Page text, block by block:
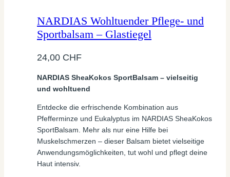
NARDIAS Wohltuender Pflege- und
Sportbalsam – Glastiegel
24,00 CHF
NARDIAS SheaKokos SportBalsam – vielseitig
und wohltuend
Entdecke die erfrischende Kombination aus
Pfefferminze und Eukalyptus im NARDIAS SheaKokos
SportBalsam. Mehr als nur eine Hilfe bei
Muskelschmerzen – dieser Balsam bietet vielseitige
Anwendungsmöglichkeiten, tut wohl und pflegt deine
Haut intensiv.